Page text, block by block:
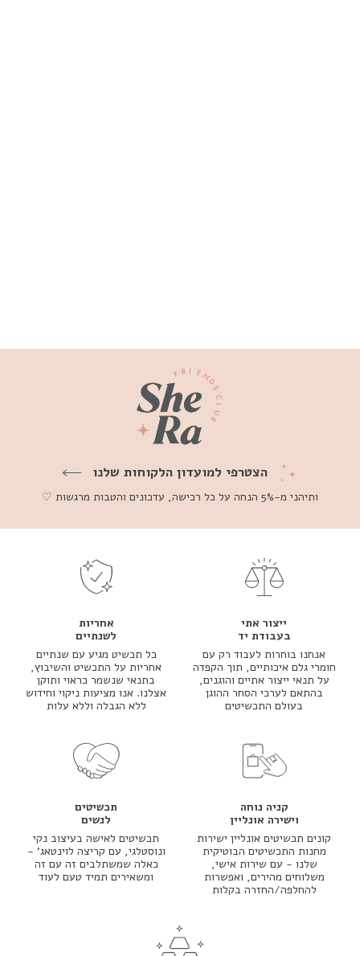
הצטרפי למועדון הלקוחות שלנו
ותיהני מ-5% הנחה על כל רכישה, עדכונים והטבות מרגשות ♡
תכשיטים
לנשים
תכשיטים לאישה בעיצוב נקי
ונוסטלגי, עם קריצה לוינטאג' -
כאלה שמשתלבים זה עם זה
ומשאירים תמיד טעם לעוד
ייצור אתי
בעבודת יד
אנחנו בוחרות לעבוד רק עם
חומרי גלם איכותיים, תוך הקפדה
על תנאי ייצור אתיים והוגנים,
בהתאם לערכי הסחר ההוגן
בעולם התכשיטים
אחריות
לשנתיים
כל תכשיט מגיע עם שנתיים
אחריות על התכשיט והשיבוץ,
בתנאי שנשמר כראוי ותוקן
אצלנו. אנו מציעות ניקוי וחידוש
ללא הגבלה וללא עלות
קניה נוחה
וישירה אונליין
קונים תכשיטים אונליין ישירות
מחנות התכשיטים הבוטיקית
שלנו - עם שירות אישי,
משלוחים מהירים, ואפשרות
להחלפה/החזרה בקלות